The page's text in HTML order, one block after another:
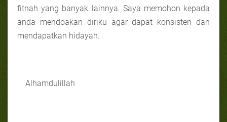
fitnah yang banyak lainnya. Saya memohon kepada
anda mendoakan diriku agar dapat konsisten dan
mendapatkan hidayah.
Alhamdulillah